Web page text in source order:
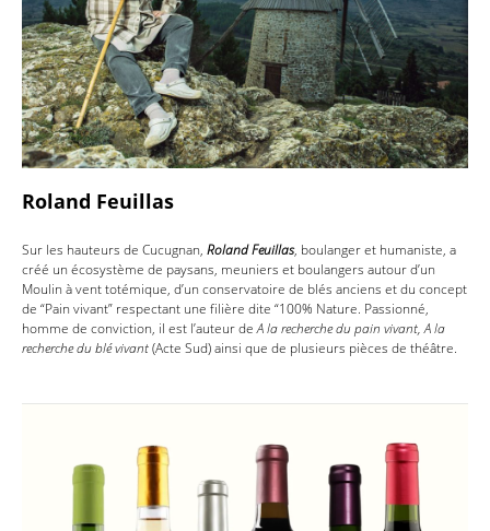
Roland Feuillas
Sur les hauteurs de Cucugnan, Roland Feuillas, boulanger et humaniste, a
créé un écosystème de paysans, meuniers et boulangers autour d’un
Moulin à vent totémique, d’un conservatoire de blés anciens et du concept
de “Pain vivant” respectant une filière dite “100% Nature. Passionné,
homme de conviction, il est l’auteur deA la recherche du pain vivant, A la
recherche du blé vivant(Acte Sud) ainsi que de plusieurs pièces de théâtre.